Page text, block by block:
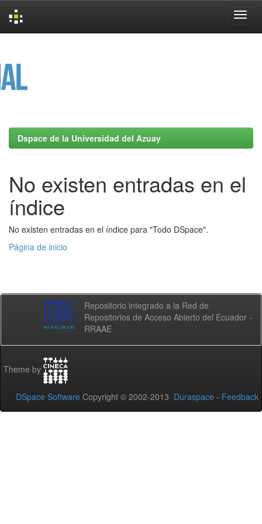
Dspace de la Universidad del Azuay
No existen entradas en el
índice
No existen entradas en el índice para "Todo DSpace".
Página de inicio
Repositorio integrado a la Red de
Repositorios de Acceso Abierto del Ecuador -
RRAAE
Theme by
DSpace Software Copyright © 2002-2013 Duraspace - Feedback